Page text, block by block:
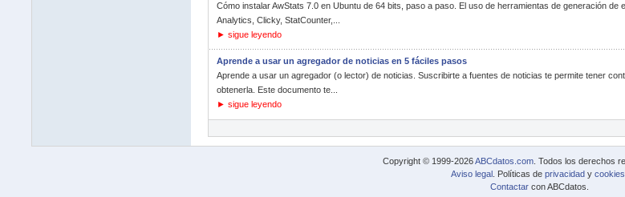
Cómo instalar AwStats 7.0 en Ubuntu de 64 bits, paso a paso. El uso de herramientas de generación
Analytics, Clicky, StatCounter,...
► sigue leyendo
Aprende a usar un agregador de noticias en 5 fáciles pasos
Aprende a usar un agregador (o lector) de noticias. Suscribirte a fuentes de noticias te permite tener
obtenerla. Este documento te...
► sigue leyendo
Copyright © 1999-2026ABCdatos.com . Todos los derechos
Aviso legal . Políticas de privacidad y cookies
Contactarcon ABCdatos.